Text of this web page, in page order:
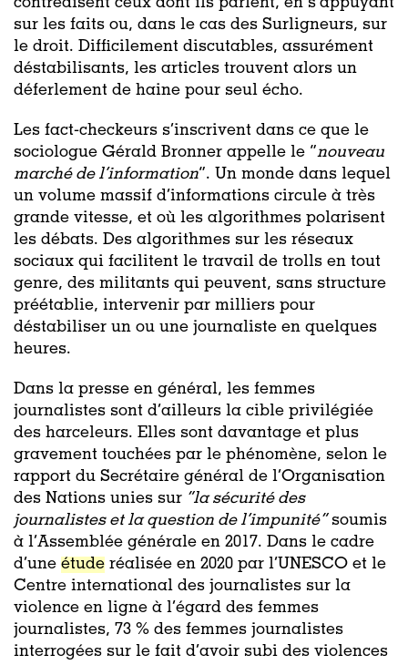
contredisent ceux dont ils parlent, en s’appuyant
sur les faits ou, dans le cas des Surligneurs, sur
le droit. Difficilement discutables, assurément
déstabilisants, les articles trouvent alors un
déferlement de haine pour seul écho.
Les fact-checkeurs s’inscrivent dans ce que le
sociologue Gérald Bronner appelle le “nouveau
marché de l’information”. Un monde dans lequel
un volume massif d’informations circule à très
grande vitesse, et où les algorithmes polarisent
les débats. Des algorithmes sur les réseaux
sociaux qui facilitent le travail de trolls en tout
genre, des militants qui peuvent, sans structure
préétablie, intervenir par milliers pour
déstabiliser un ou une journaliste en quelques
heures.
Dans la presse en général, les femmes
journalistes sont d’ailleurs la cible privilégiée
des harceleurs. Elles sont davantage et plus
gravement touchées par le phénomène, selon le
rapport du Secrétaire général de l’Organisation
des Nations unies sur “la sécurité des
journalistes et la question de l’impunité”soumis
à l’Assemblée générale en 2017. Dans le cadre
d’une étude réalisée en 2020 par l’UNESCO et le
Centre international des journalistes sur la
violence en ligne à l’égard des femmes
journalistes, 73 % des femmes journalistes
interrogées sur le fait d’avoir subi des violences